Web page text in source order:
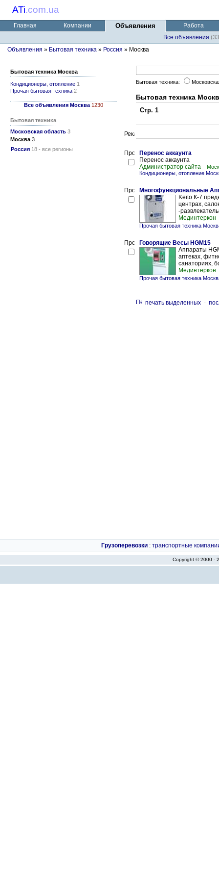
ATi.com.ua
Главная Компании Объявления
Работа
Все объявления
Объявления » Бытовая техника » Россия » Москва
Бытовая техника Москва
Кондиционеры, отопление 1
Прочая бытовая техника 2
Все объявления Москва 1230
Бытовая техника
Московская область 3
Москва 3
Россия 18 - все регионы
Бытовая техника:
Бытовая техника
Стр. 1
Перенос аккаунта
Перенос аккаунта
Администратор сайта
Кондиционеры, отопление
Многофункциональные
Keito К-7
центрах,
-
Мединтеркон
Прочая бытовая техника
Говорящие Весы HGM15
Аппараты
аптеках,
санаториях,
Мединтеркон
Прочая бытовая техника
печать выделенных -
Грузоперевозки : транспортные
Copyright © 2000 -